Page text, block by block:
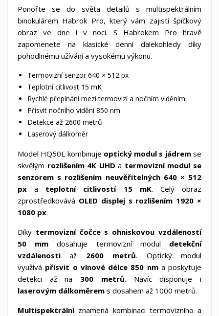
Ponořte se do světa detailů s multispektrálním
binokulárem Habrok Pro, který vám zajistí špičkový
obraz ve dne i v noci. S Habrokem Pro hravě
zapomenete na klasické denní dalekohledy díky
pohodlnému užívání a vysokému výkonu.
Termovizní senzor 640 × 512 px
Teplotní citlivost 15 mK
Rychlé přepínání mezi termovizí a nočním viděním
Přísvit nočního vidění 850 nm
Detekce až 2600 metrů
Laserový dálkoměr
Model HQ50L kombinuje optický modul s jádremse
skvělým rozlišením 4K UHD a termovizní modul se
senzorem s rozlišením neuvěřitelných 640 × 512
pxa teplotní citlivostí 15 mK. Celý obraz
zprostředkovává OLED displej s rozlišením 1920 ×
1080 px.
Díky termovizní čočce s ohniskovou vzdáleností
50 mmdosahuje termovizní modul detekční
vzdálenosti až 2600 metrů.
Optický modul
využívá přísvit o vlnové délce 850 nma poskytuje
detekci až na 300 metrů. Navíc disponuje i
laserovým dálkoměrem s dosahem až 1000 metrů.
Multispektrálníznamená kombinaci termovizního a